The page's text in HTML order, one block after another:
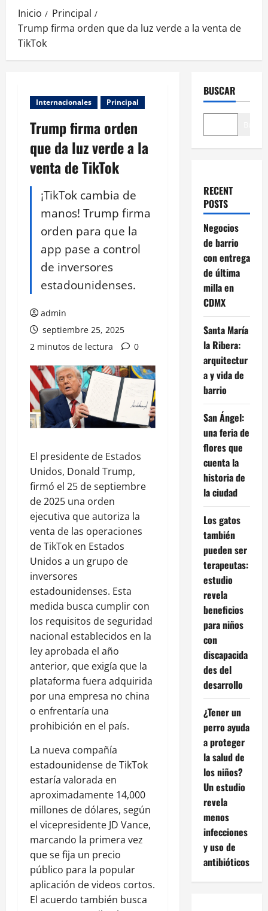
Inicio
Principal
Trump firma orden que da luz verde a la venta de
TikTok
Internacionales Principal
Trump firma orden
que da luz verde a la
venta de TikTok
¡TikTok cambia de
manos! Trump firma
orden para que la
app pase a control
de inversores
estadounidenses.
admin
septiembre 25, 2025
2 minutos de lectura
0
El presidente de Estados
Unidos, Donald Trump,
firmó el 25 de septiembre
de 2025 una orden
ejecutiva que autoriza la
venta de las operaciones
de TikTok en Estados
Unidos a un grupo de
inversores
estadounidenses. Esta
medida busca cumplir con
los requisitos de seguridad
nacional establecidos en la
ley aprobada el año
anterior, que exigía que la
plataforma fuera adquirida
por una empresa no china
o enfrentaría una
prohibición en el país.
La nueva compañía
estadounidense de TikTok
estaría valorada en
aproximadamente 14,000
millones de dólares, según
el vicepresidente JD Vance,
marcando la primera vez
que se fija un precio
público para la popular
aplicación de videos cortos.
El acuerdo también busca
BUSCAR
RECENT
POSTS
Negocios
de barrio
con entrega
de última
milla en
CDMX
Santa María
la Ribera:
arquitectur
a y vida de
barrio
San Ángel:
una feria de
flores que
cuenta la
historia de
la ciudad
Los gatos
también
pueden ser
terapeutas:
estudio
revela
beneficios
para niños
con
discapacida
des del
desarrollo
¿Tener un
perro ayuda
a proteger
la salud de
los niños?
Un estudio
revela
menos
infecciones
y uso de
antibióticos